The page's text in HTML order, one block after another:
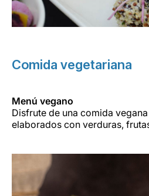
Comida vegetariana
Menú vegano
Disfrute de una comida
elaborados con verduras,